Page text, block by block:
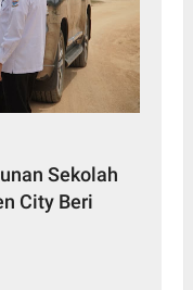
Sekolah
City Beri